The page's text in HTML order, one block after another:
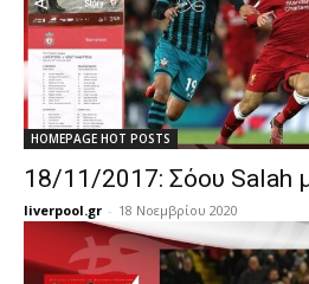
HOMEPAGE HOT POSTS
18/11/2017: Σόου Salah
liverpool.gr - 18 Νοεμβρίου 2020